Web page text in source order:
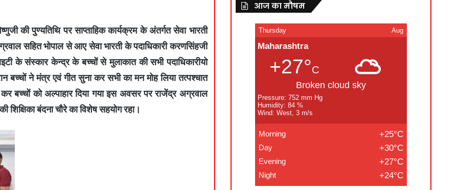
की पुण्यतिथि पर साप्ताहिक कार्यक्रम के अंतर्गत सेवा भारती
सहित भोपाल से आए सेवा भारती के पदाधिकारी करणसिंहजी
के संस्कार केन्द्र के बच्चों से मुलाकात की सभी पदाधिकारीयो
बच्चों ने मंत्र एवं गीत सुना कर सभी का मन मोह लिया तत्पश्चात
बच्चों को अल्पाहार दिया गया इस अवसर पर राजेंद्र अग्रवाल
शिक्षिका बंदना चौरे का विशेष सहयोग रहा।
आज का मौषम
Thursday Aug
Maharashtra
+27°C
Broken cloud sky
Pressure: 752 mm Hg
Humidity: 84 %
Wind: West, 3 m/s
Morning +25°C
Day +30°C
Evening +27°C
Night +24°C